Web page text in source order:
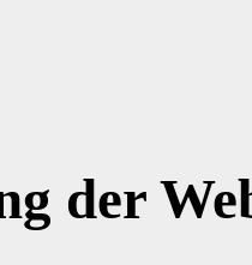
der